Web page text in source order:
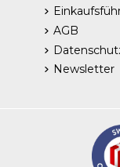
AGB
Newsletter